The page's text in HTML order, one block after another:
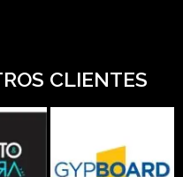
CLIENTES